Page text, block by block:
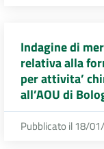
Indagine di
relativa alla
per attivita’
all’AOU di
Pubblicato il 18/